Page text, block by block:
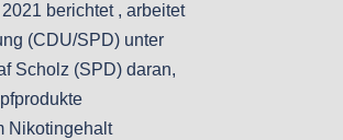
berichtet , arbeitet
(CDU/SPD) unter
Scholz (SPD) daran,
Nikotingehalt